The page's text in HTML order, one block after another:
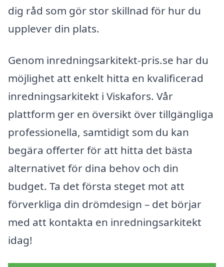
dig råd som gör stor skillnad för hur du
upplever din plats.
Genom inredningsarkitekt-pris.se har du
möjlighet att enkelt hitta en kvalificerad
inredningsarkitekt i Viskafors. Vår
plattform ger en översikt över tillgängliga
professionella, samtidigt som du kan
begära offerter för att hitta det bästa
alternativet för dina behov och din
budget. Ta det första steget mot att
förverkliga din drömdesign – det börjar
med att kontakta en inredningsarkitekt
idag!